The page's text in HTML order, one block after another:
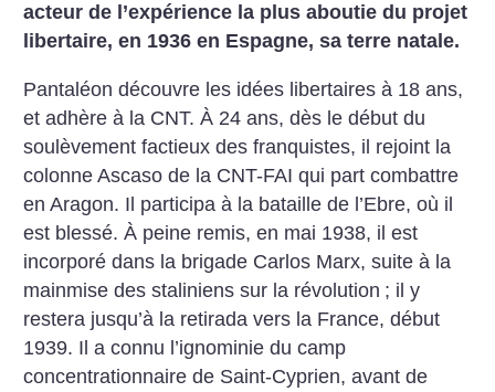
acteur de l’expérience la plus aboutie du projet
libertaire, en 1936 en Espagne, sa terre natale.
Pantaléon découvre les idées libertaires à 18 ans,
et adhère à la CNT. À 24 ans, dès le début du
soulèvement factieux des franquistes, il rejoint la
colonne Ascaso de la CNT-FAI qui part combattre
en Aragon. Il participa à la bataille de l’Ebre, où il
est blessé. À peine remis, en mai 1938, il est
incorporé dans la brigade Carlos Marx, suite à la
mainmise des staliniens sur la révolution ; il y
restera jusqu’à la retirada vers la France, début
1939. Il a connu l’ignominie du camp
concentrationnaire de Saint-Cyprien, avant de